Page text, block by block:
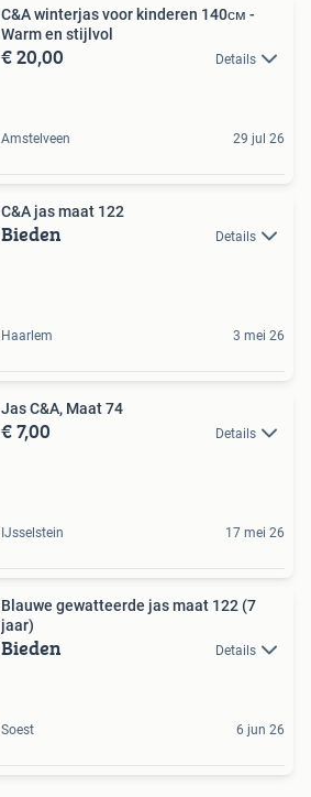
C&A winterjas voor kinderen 140см -
Warm en stijlvol
€ 20,00 Details
Amstelveen 29 jul 26
C&A jas maat 122
Bieden Details
Haarlem 3 mei 26
Jas C&A, Maat 74
€ 7,00 Details
IJsselstein 17 mei 26
Blauwe gewatteerde jas maat 122 (7
jaar)
Bieden Details
Soest 6 jun 26